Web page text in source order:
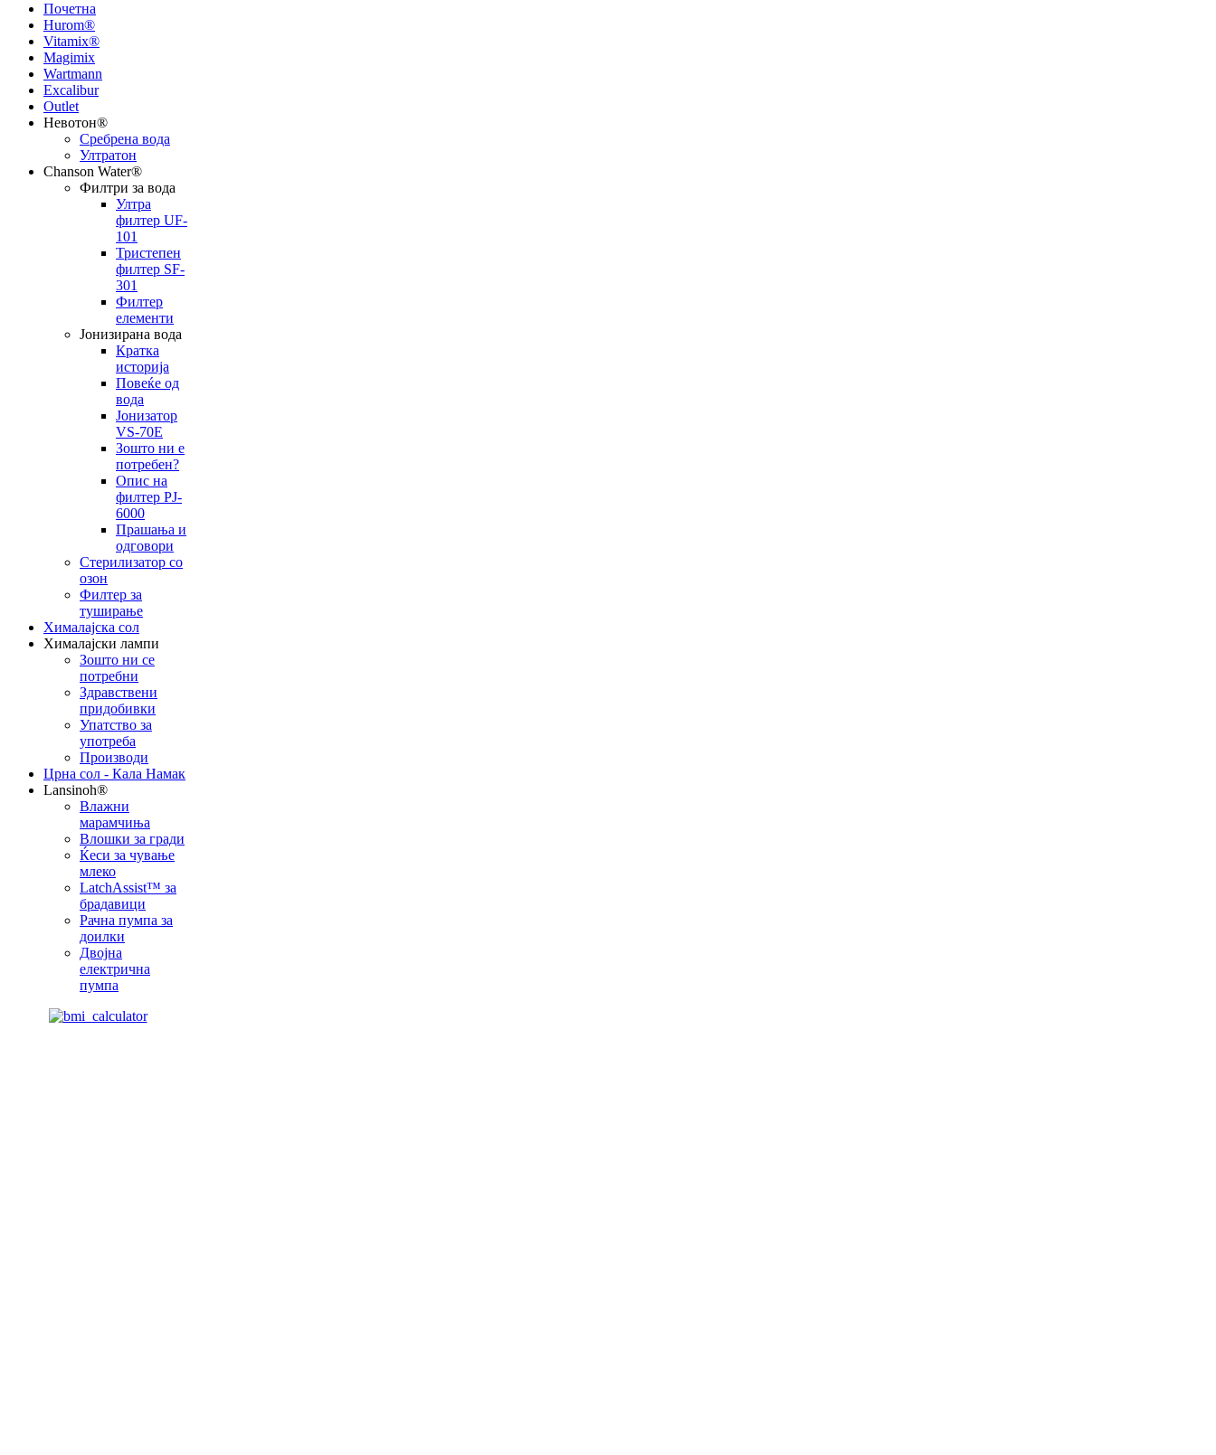
Почетна
Hurom®
Vitamix®
Magimix
Wartmann
Excalibur
Outlet
Невотон®
Сребрена вода
Ултратон
Chanson Water®
Филтри за вода
Ултра
филтер UF-
101
Тристепен
филтер SF-
301
Филтер
елементи
Јонизирана вода
Кратка
историја
Повеќе од
вода
Јонизатор
VS-70E
Зошто ни е
потребен?
Опис на
филтер PJ-
6000
Прашања и
одговори
Стерилизатор со
озон
Филтер за
туширање
Хималајска сол
Хималајски лампи
Зошто ни се
потребни
Здравствени
придобивки
Упатство за
употреба
Производи
Црна сол - Кала Намак
Lansinoh®
Влажни
марамчиња
Влошки за гради
Ќеси за чување
млеко
LatchAssist™ за
брадавици
Рачна пумпа за
доилки
Двојна
електрична
пумпа